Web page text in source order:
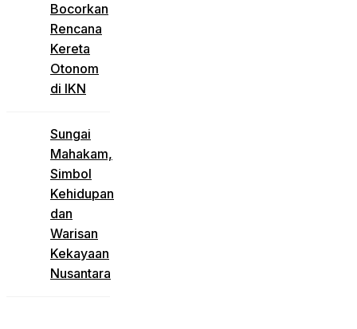
Bocorkan
Rencana
Kereta
Otonom
di IKN
Sungai
Mahakam,
Simbol
Kehidupan
dan
Warisan
Kekayaan
Nusantara